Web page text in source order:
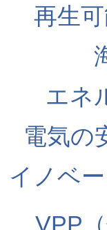
再生
エネ
電気の
イノベ
VPP